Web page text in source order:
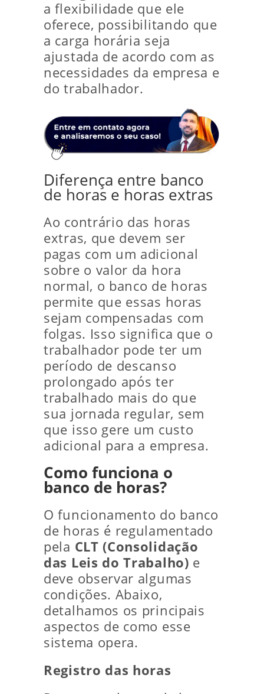
a flexibilidade que ele
oferece, possibilitando que
a carga horária seja
ajustada de acordo com as
necessidades da empresa e
do trabalhador.
Diferença entre banco
de horas e horas extras
Ao contrário das horas
extras, que devem ser
pagas com um adicional
sobre o valor da hora
normal, o banco de horas
permite que essas horas
sejam compensadas com
folgas. Isso significa que o
trabalhador pode ter um
período de descanso
prolongado após ter
trabalhado mais do que
sua jornada regular, sem
que isso gere um custo
adicional para a empresa.
Como funciona o
banco de horas?
O funcionamento do banco
de horas é regulamentado
pela CLT (Consolidação
das Leis do Trabalho) e
deve observar algumas
condições. Abaixo,
detalhamos os principais
aspectos de como esse
sistema opera.
Registro das horas